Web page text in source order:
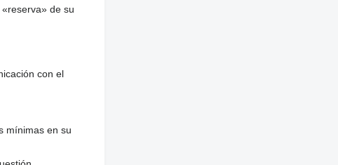
de su
con el
mínimas en su